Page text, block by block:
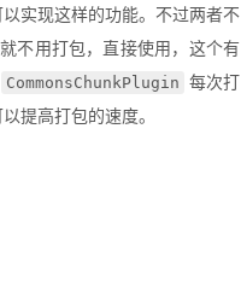
以实现这样的功能。不过两者不
不用打包，直接使用，这个有
CommonsChunkPlugin
每次打
提高打包的速度。